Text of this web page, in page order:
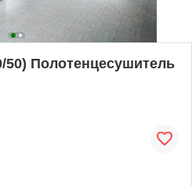
Полотенцесушитель